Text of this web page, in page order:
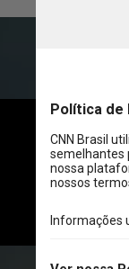
grupo de
diversos
um